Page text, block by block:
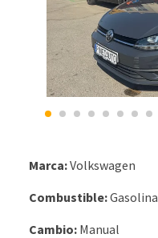
Marca:Volkswagen
Combustible:Gasolina
Cambio: Manual